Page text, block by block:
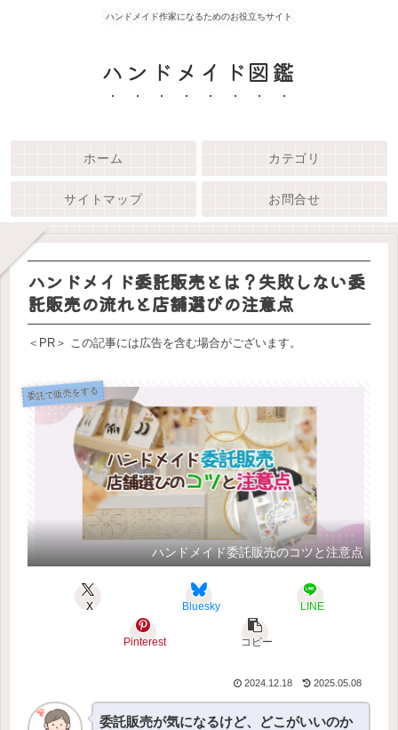
ハンドメイド作家になるためのお役立ちサイト
ハンドメイド図鑑
ホーム カテゴリ
サイトマップ お問合せ
ハンドメイド委託販売とは？失敗しない委
託販売の流れと店舗選びの注意点
＜PR＞ この記事には広告を含む場合がございます。
委託で販売をする
ハンドメイド委託販売のコツと注意点
X Bluesky LINE
Pinterest コピー
2024.12.18 2025.05.08
委託販売が気になるけど、どこがいいのか